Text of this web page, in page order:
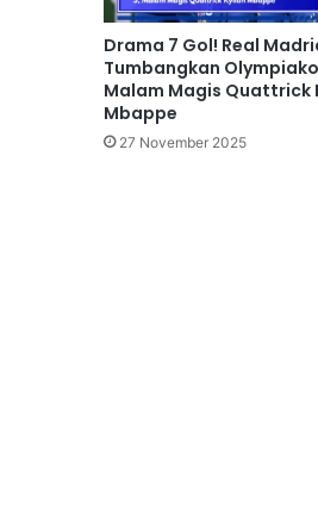
Drama 7 Gol! Real
Tumbangkan
Malam Magis Quattrick
Mbappe
27 November 2025